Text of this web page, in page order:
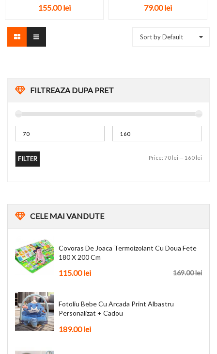
FILTREAZA DUPA PRET
FILTER Price: 70 lei — 160 lei
CELEMAI VANDUTE
Covoras De Joaca Termoizolant Cu Doua Fete
180 X 200 Cm
169.00lei
115.00lei
Fotoliu Bebe Cu Arcada Print Albastru
Personalizat + Cadou
189.00lei
Medical...
155.00lei 79.00lei
Sort by Default